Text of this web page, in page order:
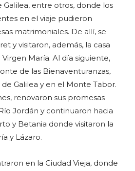
Galilea, entre otros, donde los
en el viaje pudieron
matrimoniales. De allí, se
y visitaron, además, la casa
Virgen María. Al día siguiente,
de las Bienaventuranzas,
Galilea y en el Monte Tabor.
renovaron sus promesas
Jordán y continuaron hacia
y Betania donde visitaron la
y Lázaro.
en la Ciudad Vieja, donde